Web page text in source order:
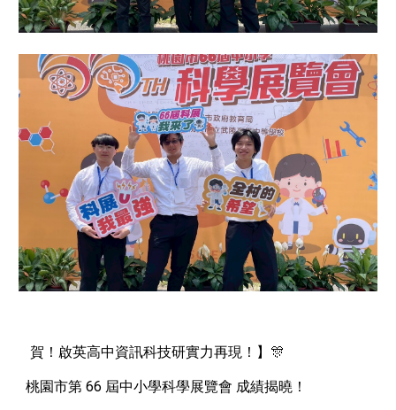
賀！啟英高中資訊科技研實力再現！】🎊
桃園市第 66 屆中小學科學展覽會 成績揭曉！